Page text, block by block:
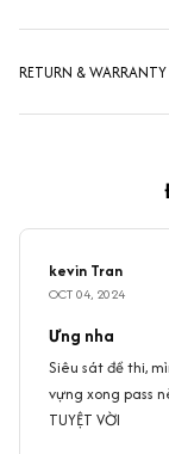
RETURN &
kevin Tran
OCT 04, 2024
Ưng nha
Siêu sát đề thi,
vựng xong pass
TUYỆT VỜI